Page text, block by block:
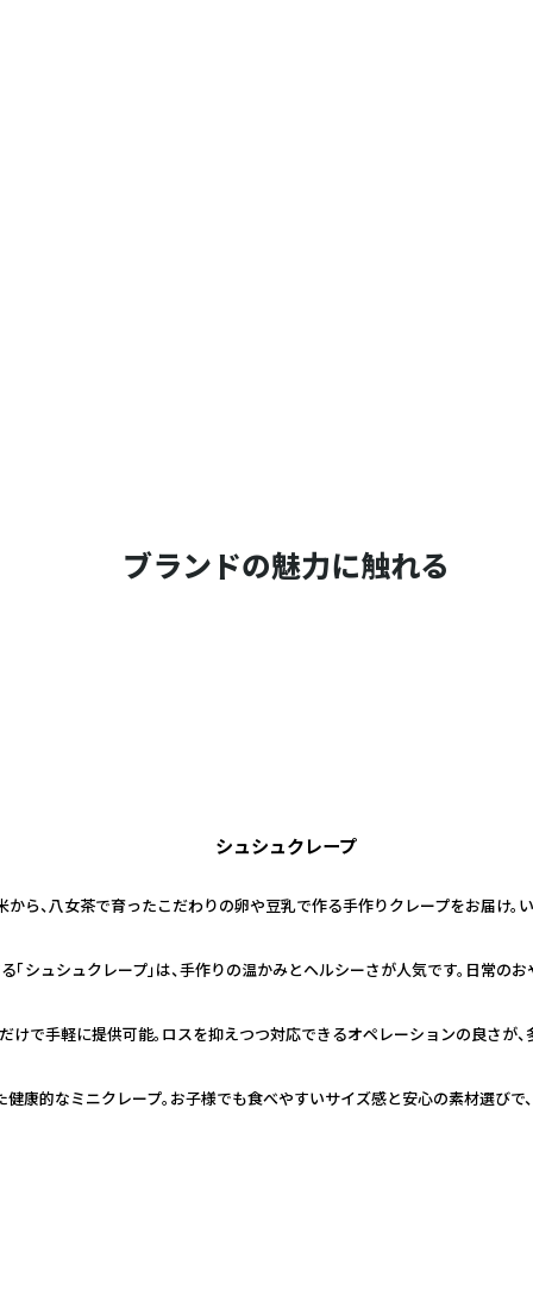
ブランドの魅力に触れる
シュシュクレープ
から、八女茶で育ったこだわりの卵や豆乳で作る手作りクレープをお届け。
シュシュクレープ」は、手作りの温かみとヘルシーさが人気です。日常の
けで手軽に提供可能。ロスを抑えつつ対応できるオペレーションの良さが
健康的なミニクレープ。お子様でも食べやすいサイズ感と安心の素材選びで